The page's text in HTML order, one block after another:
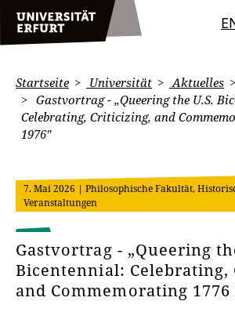
Startseite Universität Aktuelles
Gastvortrag - „Queering the U.S.
Celebrating, Criticizing, and
1976"
7. Mai 2026 | Philosophische Fakultät,
Veranstaltungen
Gastvortrag - „Queering
Bicentennial:
and Commemorating 1776